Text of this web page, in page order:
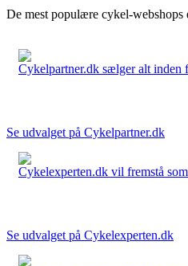
De mest populære cykel-webshops
Cykelpartner.dk sælger alt inden
Se udvalget på Cykelpartner.dk
Cykelexperten.dk vil fremstå
Se udvalget på Cykelexperten.dk